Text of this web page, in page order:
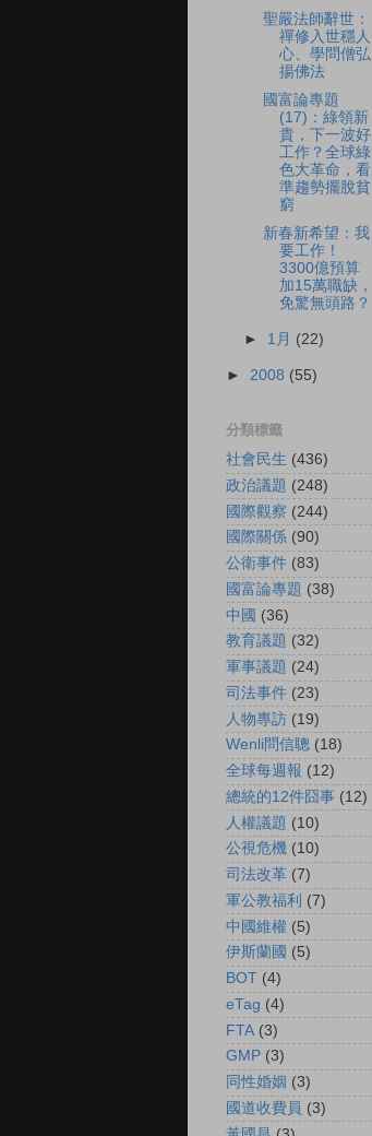
聖嚴法師辭世：
禪修入世穩人
心、學問僧弘
揚佛法
國富論專題
(17)：綠領新
貴，下一波好
工作？全球綠
色大革命，看
準趨勢擺脫貧
窮
新春新希望：我
要工作！
3300億預算
加15萬職缺，
免驚無頭路？
► 1月 (22)
► 2008 (55)
分類標籤
社會民生 (436)
政治議題 (248)
國際觀察 (244)
國際關係 (90)
公衛事件 (83)
國富論專題 (38)
中國 (36)
教育議題 (32)
軍事議題 (24)
司法事件 (23)
人物專訪 (19)
Wenli問信聰 (18)
全球每週報 (12)
總統的12件囧事 (12)
人權議題 (10)
公視危機 (10)
司法改革 (7)
軍公教福利 (7)
中國維權 (5)
伊斯蘭國 (5)
BOT (4)
eTag (4)
FTA (3)
GMP (3)
同性婚姻 (3)
國道收費員 (3)